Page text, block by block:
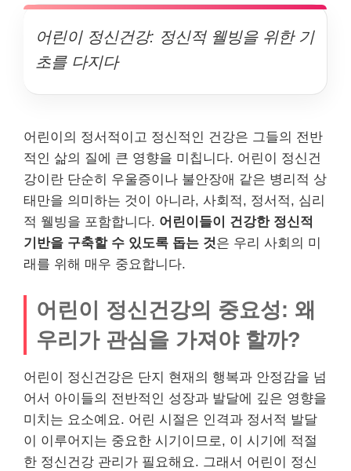
어린이 정신건강: 정신적 웰빙을 위한 기
초를 다지다
어린이의 정서적이고 정신적인 건강은 그들의 전반
적인 삶의 질에 큰 영향을 미칩니다. 어린이 정신건
강이란 단순히 우울증이나 불안장애 같은 병리적 상
태만을 의미하는 것이 아니라, 사회적, 정서적, 심리
적 웰빙을 포함합니다. 어린이들이 건강한 정신적
기반을 구축할 수 있도록 돕는 것은 우리 사회의 미
래를 위해 매우 중요합니다.
어린이 정신건강의 중요성: 왜
우리가 관심을 가져야 할까?
어린이 정신건강은 단지 현재의 행복과 안정감을 넘
어서 아이들의 전반적인 성장과 발달에 깊은 영향을
미치는 요소예요. 어린 시절은 인격과 정서적 발달
이 이루어지는 중요한 시기이므로, 이 시기에 적절
한 정신건강 관리가 필요해요. 그래서 어린이 정신